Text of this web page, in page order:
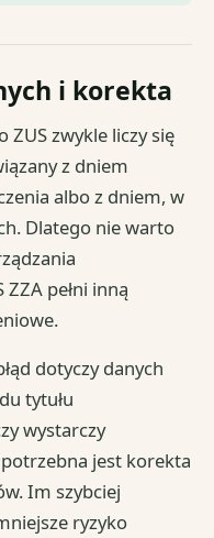
i korekta
ZUS zwykle liczy się
z dniem
albo z dniem, w
Dlatego nie warto
pełni inną
dotyczy danych
tytułu
wystarczy
potrzebna jest korekta
Im szybciej
ryzyko